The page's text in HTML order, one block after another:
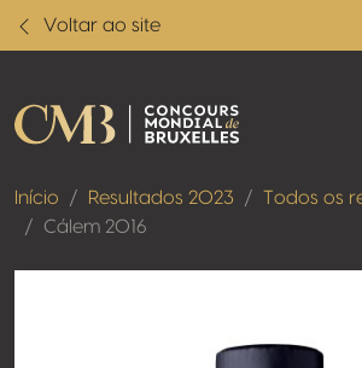
Voltar ao site
Início Resultados 2023
Todos os
Cálem 2016